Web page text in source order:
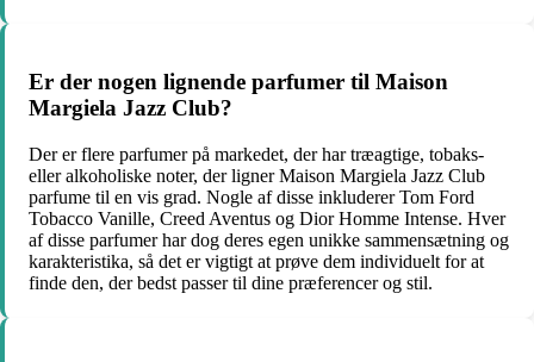
Er der nogen lignende parfumer til Maison
Margiela Jazz Club?
Der er flere parfumer på markedet, der har træagtige, tobaks-
eller alkoholiske noter, der ligner Maison Margiela Jazz Club
parfume til en vis grad. Nogle af disse inkluderer Tom Ford
Tobacco Vanille, Creed Aventus og Dior Homme Intense. Hver
af disse parfumer har dog deres egen unikke sammensætning og
karakteristika, så det er vigtigt at prøve dem individuelt for at
finde den, der bedst passer til dine præferencer og stil.